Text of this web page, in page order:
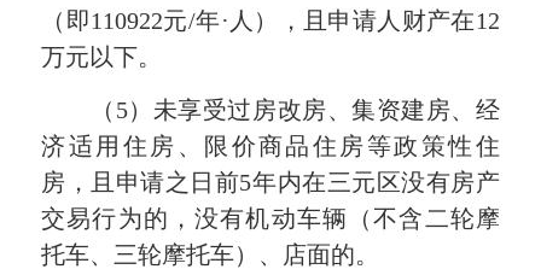
（即110922元/年·人），且申请人财产在12
万元以下。
（5）未享受过房改房、集资建房、经
济适用住房、限价商品住房等政策性住
房，且申请之日前5年内在三元区没有房产
交易行为的，没有机动车辆（不含二轮摩
托车、三轮摩托车）、店面的。